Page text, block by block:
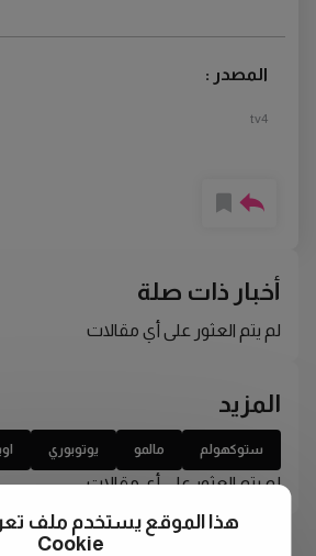
المصدر :
tv4
أخبار ذات صلة
لم يتم العثور على أي مقالات
المزيد
ستوكهولم مالمو يوتوبوري
لم يتم العثور على أي مقالات
هذا الموقع يستخدم ملف
Cookie